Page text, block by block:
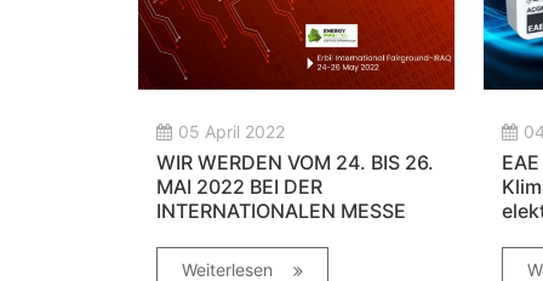
05 April 2022
WIR WERDEN VOM 24. BIS 26.
MAI 2022 BEI DER
INTERNATIONALEN MESSE
TEILNEHMEN
Weiterlesen